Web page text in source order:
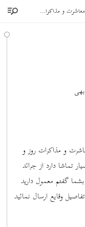
همدم و همراز من در منتریال در نهایت اشتغالم معاشرت و مذاکرات روز و صحبتهای شبانه مفصّل
و مذاکرات روز و
تماشا دارد از جرائد
گفتم معمول دارید
وقایع ارسال نمائید